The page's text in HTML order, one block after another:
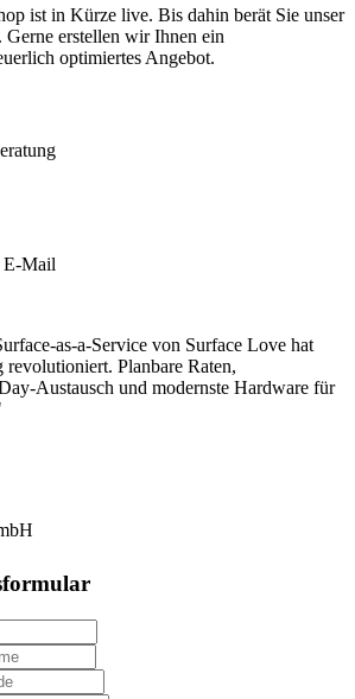
ist in Kürze live. Bis dahin berät Sie unser
erstellen wir Ihnen ein
optimiertes Angebot.
E-Mail
as-a-Service von Surface Love hat
revolutioniert. Planbare Raten,
Austausch und modernste Hardware für